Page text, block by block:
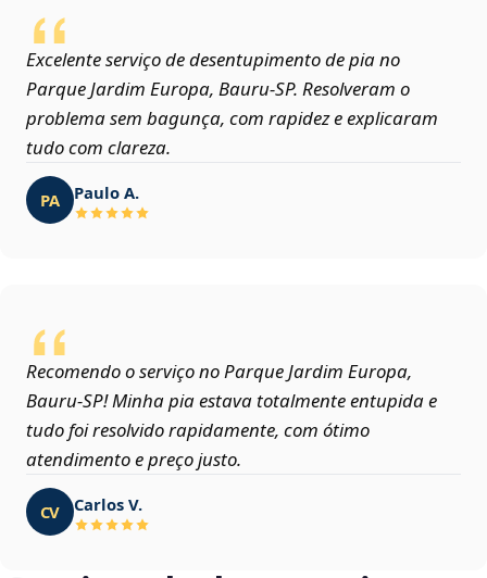
Excelente serviço de desentupimento de pia no
Parque Jardim Europa, Bauru‑SP. Resolveram o
problema sem bagunça, com rapidez e explicaram
tudo com clareza.
PA Paulo A.
Recomendo o serviço no Parque Jardim Europa,
Bauru‑SP! Minha pia estava totalmente entupida e
tudo foi resolvido rapidamente, com ótimo
atendimento e preço justo.
CV Carlos V.